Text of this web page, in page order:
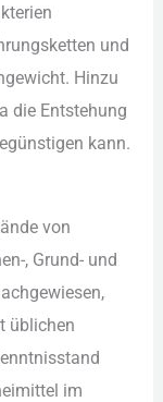
und︇
Hin︇zu
die︇ Ent︇stehung
kan︇n.
von︇
,‬ Gru︇nd- und︇
übl︇ichen
im